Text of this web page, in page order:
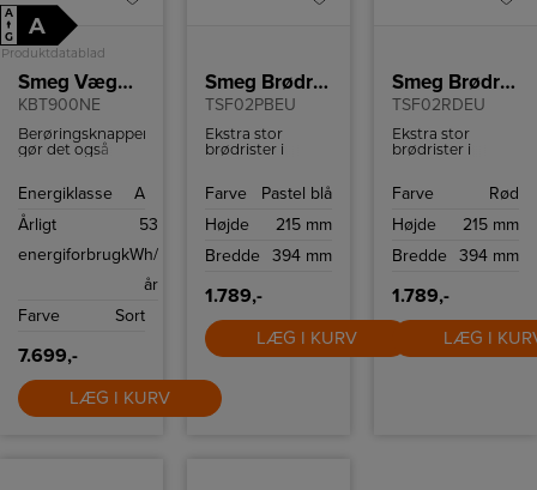
A
↑
G
A
Produktdatablad
Smeg Væghængt emhætte
KBT900NE
Berøringsknapperne
gør det også
dine
præferencer.
Energiklasse
A
Årligt
energiforbrug
53
kWh/
år
Farve
Sort
7.699,-
LÆG I KURV
Smeg Brødrister
TSF02PBEU
Ekstra stor
brødrister i
med plads til 4
Brødristeren har
ristningsindstillinger
funktion.
Farve
Pastel blå
Højde
215 mm
Bredde
394 mm
1.789,-
LÆG I KURV
Smeg Brødrister
TSF02RDEU
Ekstra stor
brødrister i
med plads til 4
Brødristeren har
ristningsindstillinger
funktion.
Farve
Rød
Højde
215 mm
Bredde
394 mm
1.789,-
LÆG I